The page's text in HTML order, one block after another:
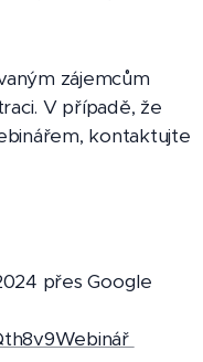
zájemcům
V případě, že
kontaktujte
přes Google